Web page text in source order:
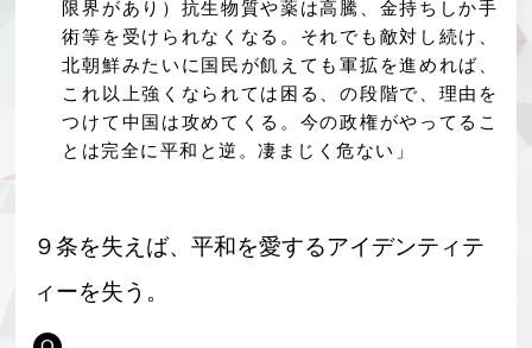
限界があり）抗生物質や薬は高騰、金持ちしか手
術等を受けられなくなる。それでも敵対し続け、
北朝鮮みたいに国民が飢えても軍拡を進めれば、
これ以上強くなられては困る、の段階で、理由を
つけて中国は攻めてくる。今の政権がやってるこ
とは完全に平和と逆。凄まじく危ない」
９条を失えば、平和を愛するアイデンティテ
ィーを失う。